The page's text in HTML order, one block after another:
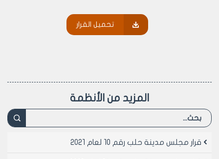
رئيس مجلس مدينة حلب
الدكتور المهندس معن الشبلي
تحميل القرار
المزيد من الأنظمة
قرار مجلس مدينة حلب رقم 10 لعام 2021